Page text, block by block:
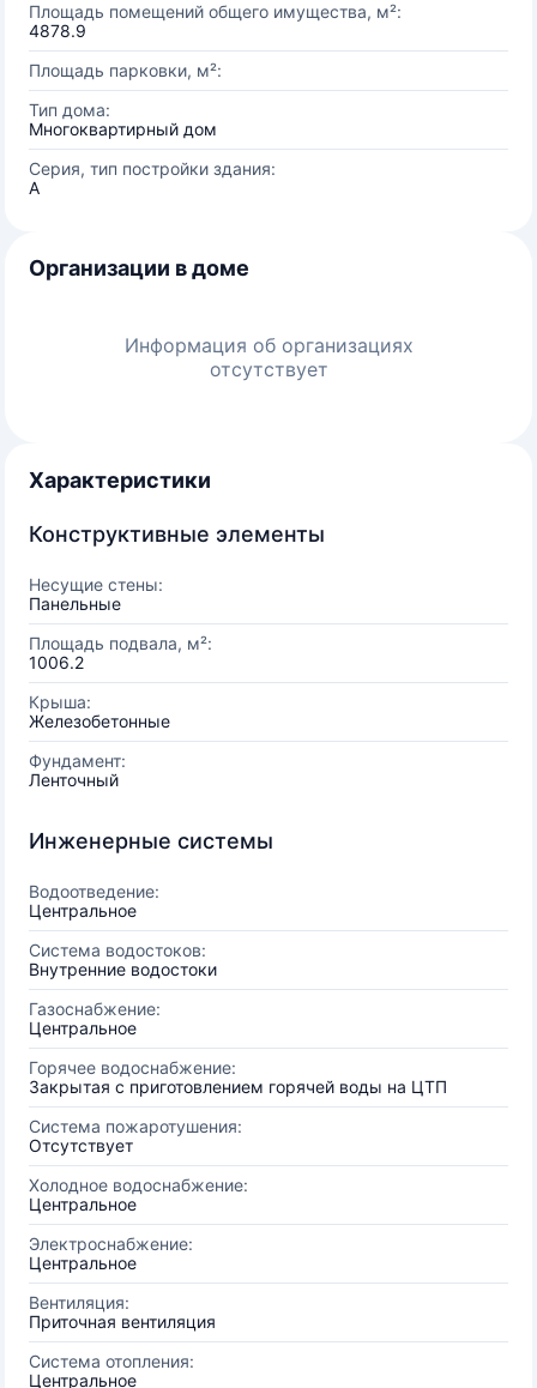
Площадь помещений общего имущества, м²:
4878.9
Площадь парковки, м²:
Тип дома:
Многоквартирный дом
Серия, тип постройки здания:
А
Организации в доме
Информация об организациях
отсутствует
Характеристики
Конструктивные элементы
Несущие стены:
Панельные
Площадь подвала, м²:
1006.2
Крыша:
Железобетонные
Фундамент:
Ленточный
Инженерные системы
Водоотведение:
Центральное
Система водостоков:
Внутренние водостоки
Газоснабжение:
Центральное
Горячее водоснабжение:
Закрытая с приготовлением горячей воды на ЦТП
Система пожаротушения:
Отсутствует
Холодное водоснабжение:
Центральное
Электроснабжение:
Центральное
Вентиляция:
Приточная вентиляция
Система отопления:
Центральное